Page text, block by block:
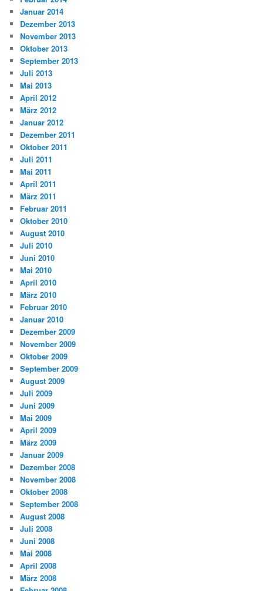
Januar 2014
Dezember 2013
November 2013
Oktober 2013
September 2013
Juli 2013
Mai 2013
April 2012
März 2012
Januar 2012
Dezember 2011
Oktober 2011
Juli 2011
Mai 2011
April 2011
März 2011
Februar 2011
Oktober 2010
August 2010
Juli 2010
Juni 2010
Mai 2010
April 2010
März 2010
Februar 2010
Januar 2010
Dezember 2009
November 2009
Oktober 2009
September 2009
August 2009
Juli 2009
Juni 2009
Mai 2009
April 2009
März 2009
Januar 2009
Dezember 2008
November 2008
Oktober 2008
September 2008
August 2008
Juli 2008
Juni 2008
Mai 2008
April 2008
März 2008